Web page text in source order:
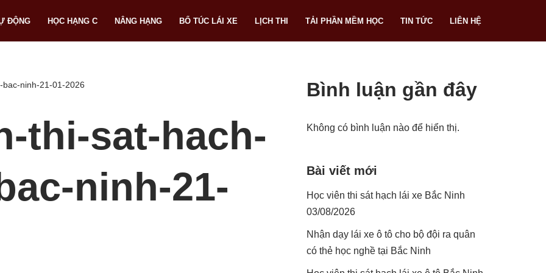
ĐỘNG HỌC HẠNG C NÂNG HẠNG BỔ TÚC LÁI XE LỊCH THI TẢI PHẦN MỀM HỌC TIN TỨC LIÊN HỆ
ninh-21-01-2026
thi-sat-hach-
ninh-21-
Bình luận gần đây
Không có bình luận nào để hiển thị.
Bài viết mới
Học viên thi sát hạch lái xe Bắc Ninh
03/08/2026
Nhận dạy lái xe ô tô cho bộ đội ra quân
có thẻ học nghề tại Bắc Ninh